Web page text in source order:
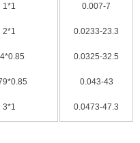
1*1
2*1
3*1
0.007-7
0.0233-23.3
0.0325-32.5
0.043-43
0.0473-47.3